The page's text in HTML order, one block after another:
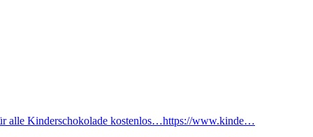
alle Kinderschokolade kostenlos…https://www.kinde…